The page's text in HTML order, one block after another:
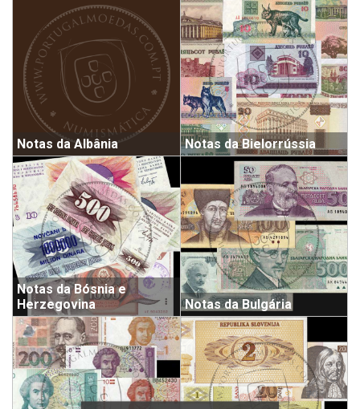
Notas da Albânia Notas da Bielorrússia
Notas da Bósnia e
Herzegovina
Notas da Bulgária